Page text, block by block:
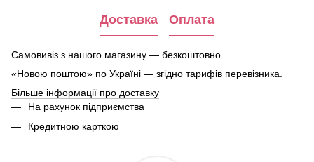
Доставка Оплата
Самовивіз з нашого магазину — безкоштовно.
«Новою поштою» по Україні — згідно тарифів перевізника.
Більше інформації про доставку
На рахунок підприємства
Кредитною карткою